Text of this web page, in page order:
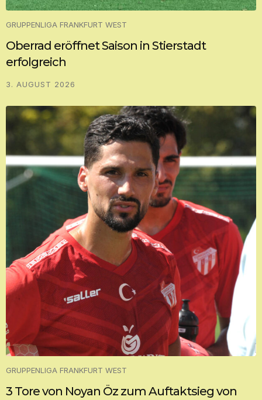
GRUPPENLIGA FRANKFURT WEST
Oberrad eröffnet Saison in Stierstadt
erfolgreich
3. AUGUST 2026
GRUPPENLIGA FRANKFURT WEST
3 Tore von Noyan Öz zum Auftaktsieg von